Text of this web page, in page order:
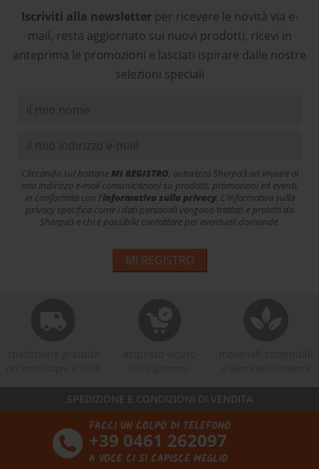
Iscriviti alla newsletterper ricevere le novità via e-
mail, resta aggiornato sui nuovi prodotti, ricevi in
anteprima le promozioni e lasciati ispirare dalle nostre
selezioni speciali
Cliccando sul bottoneMI REGISTRO, autorizzo Sherpa3 ad inviare al
mio indirizzo e-mail comunicazioni su prodotti, promozioni ed eventi,
in conformità con l'informativa sulla privacy. L'informativa sulla
privacy specifica come i dati personali vengono trattati e protetti da
Sherpa3 e chi è possibile contattare per eventuali domande.
MI REGISTRO
SPEDIZIONE E CONDIZIONI DI VENDITA
FACCI UN COLPO DI TELEFONO
+39 0461 262097
A VOCE CI SI CAPISCE MEGLIO